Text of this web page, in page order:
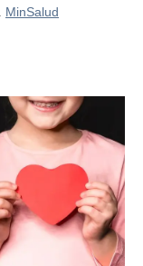
MinSalud